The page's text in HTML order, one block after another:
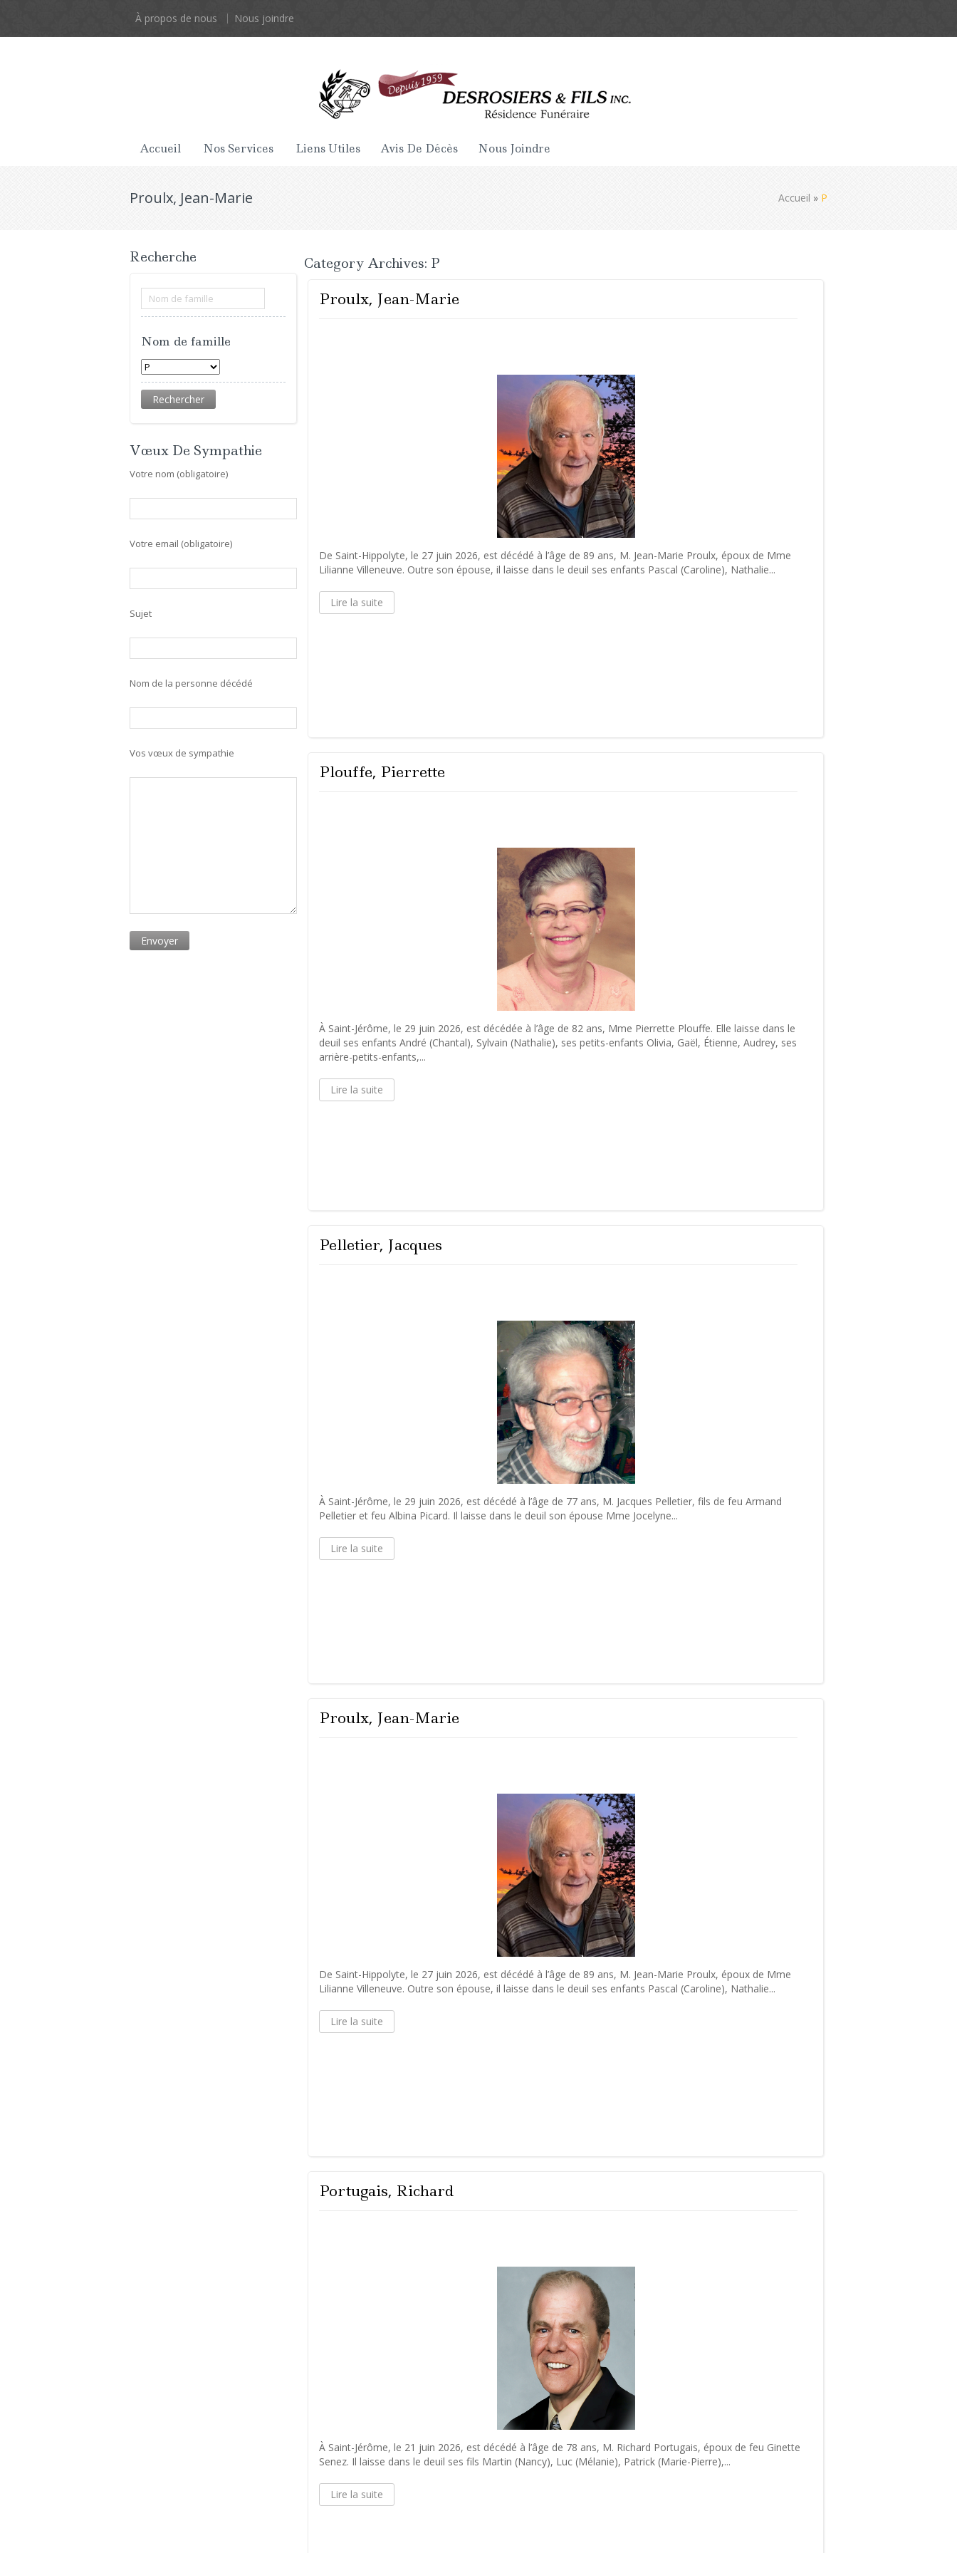
À propos de nous Nous joindre
Accueil Nos Services Liens Utiles Avis De Décès Nous Joindre
Proulx, Jean-Marie Accueil » P
Category Archives: P
Proulx, Jean-Marie
De Saint-Hippolyte, le 27 juin 2026, est décédé à l’âge de 89 ans, M. Jean-Marie Proulx, époux de Mme
Lilianne Villeneuve. Outre son épouse, il laisse dans le deuil ses enfants Pascal (Caroline), Nathalie...
Lire la suite
Plouffe, Pierrette
À Saint-Jérôme, le 29 juin 2026, est décédée à l’âge de 82 ans, Mme Pierrette Plouffe. Elle laisse dans le
deuil ses enfants André (Chantal), Sylvain (Nathalie), ses petits-enfants Olivia, Gaël, Étienne, Audrey, ses
arrière-petits-enfants,...
Lire la suite
Pelletier, Jacques
À Saint-Jérôme, le 29 juin 2026, est décédé à l’âge de 77 ans, M. Jacques Pelletier, fils de feu Armand
Pelletier et feu Albina Picard. Il laisse dans le deuil son épouse Mme Jocelyne...
Lire la suite
Proulx, Jean-Marie
De Saint-Hippolyte, le 27 juin 2026, est décédé à l’âge de 89 ans, M. Jean-Marie Proulx, époux de Mme
Lilianne Villeneuve. Outre son épouse, il laisse dans le deuil ses enfants Pascal (Caroline), Nathalie...
Lire la suite
Portugais, Richard
À Saint-Jérôme, le 21 juin 2026, est décédé à l’âge de 78 ans, M. Richard Portugais, époux de feu Ginette
Senez. Il laisse dans le deuil ses fils Martin (Nancy), Luc (Mélanie), Patrick (Marie-Pierre),...
Lire la suite
Recherche
Nom de famille
Vœux De Sympathie
Votre nom (obligatoire)
Votre email (obligatoire)
Sujet
Nom de la personne décédé
Vos vœux de sympathie